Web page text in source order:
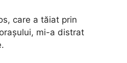
care a tăiat prin
mi-a distrat